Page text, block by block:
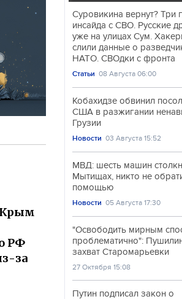
Крым
РФ
за
Суровикина вернут? Три
инсайда с СВО. Русские
уже на улицах Сум.
слили данные о
НАТО. СВОдки с фронта
Статьи 08 Августа 06:00
Кобахидзе обвинил
США в разжигании
Грузии
Новости 03 Августа 15:52
МВД: шесть машин
Мытищах, никто не
помощью
Новости 05 Августа 17:30
"Освободить мирным
проблематично":
захват Старомарьевки
27 Октября 15:08
Путин подписал закон о